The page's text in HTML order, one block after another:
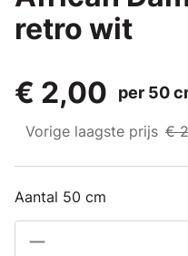
retro wit
€ 2,00
per 50
Vorige laagste prijs €
Aantal 50 cm